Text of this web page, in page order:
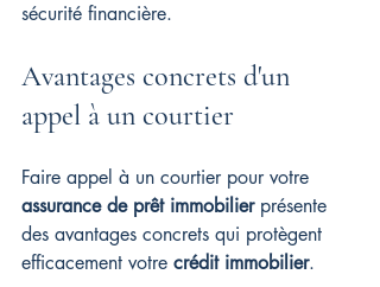
sécurité financière.
Avantages concrets d'un
appel à un courtier
Faire appel à un courtier pour votre
assurance de prêt immobilier présente
des avantages concrets qui protègent
efficacement votre crédit immobilier.